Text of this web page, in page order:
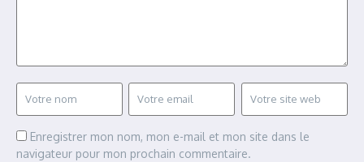
Enregistrer mon nom, mon e-mail et mon site dans le
navigateur pour mon prochain commentaire.